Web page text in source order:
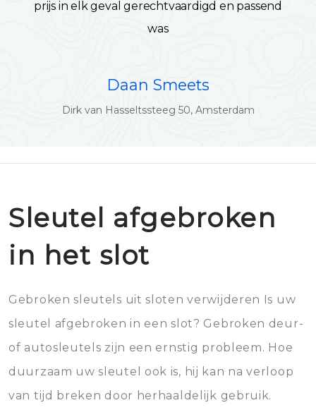
prijs in elk geval gerechtvaardigd en passend
was
Daan Smeets
Dirk van Hasseltssteeg 50, Amsterdam
Sleutel afgebroken
in het slot
Gebroken sleutels uit sloten verwijderen Is uw
sleutel afgebroken in een slot? Gebroken deur-
of autosleutels zijn een ernstig probleem. Hoe
duurzaam uw sleutel ook is, hij kan na verloop
van tijd breken door herhaaldelijk gebruik.